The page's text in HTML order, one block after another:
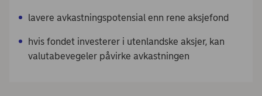
lavere avkastningspotensial enn rene aksjefond
hvis fondet investerer i utenlandske aksjer, kan
valutabevegeler påvirke avkastningen